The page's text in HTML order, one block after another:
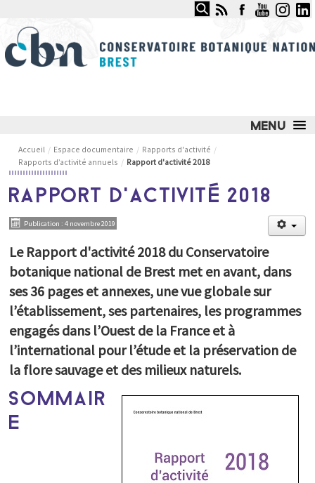
Rechercher
LE CONSERVATOIRE
NOS SERVICES ET COMPÉTENCES
NOS ACTIONS PHARES
JARDIN DU CONSERVATOIRE
OBSERVATOIRE DES MILIEUX NATURELS
OBSERVATOIRE DES PLANTES SAUVAGES
ESPACE DOCUMENTAIRE
Portail documentaire
Les herbiers du CBN de Brest
Atlas et flores
Revue E.R.I.C.A.
Cahiers scientifiques et techniques
Rapports d'activité
Accueil / Espace documentaire / Rapports d'activité /
Rapports d’activité annuels / Rapport d'activité 2018
RAPPORT D'ACTIVITÉ 2018
Publication : 4 novembre 2019
Le Rapport d'activité 2018 du Conservatoire
botanique national de Brest met en avant, dans
ses 36 pages et annexes, une vue globale sur
l’établissement, ses partenaires, les programmes
engagés dans l’Ouest de la France et à
l’international pour l’étude et la préservation de
la flore sauvage et des milieux naturels.
SOMMAIR
E